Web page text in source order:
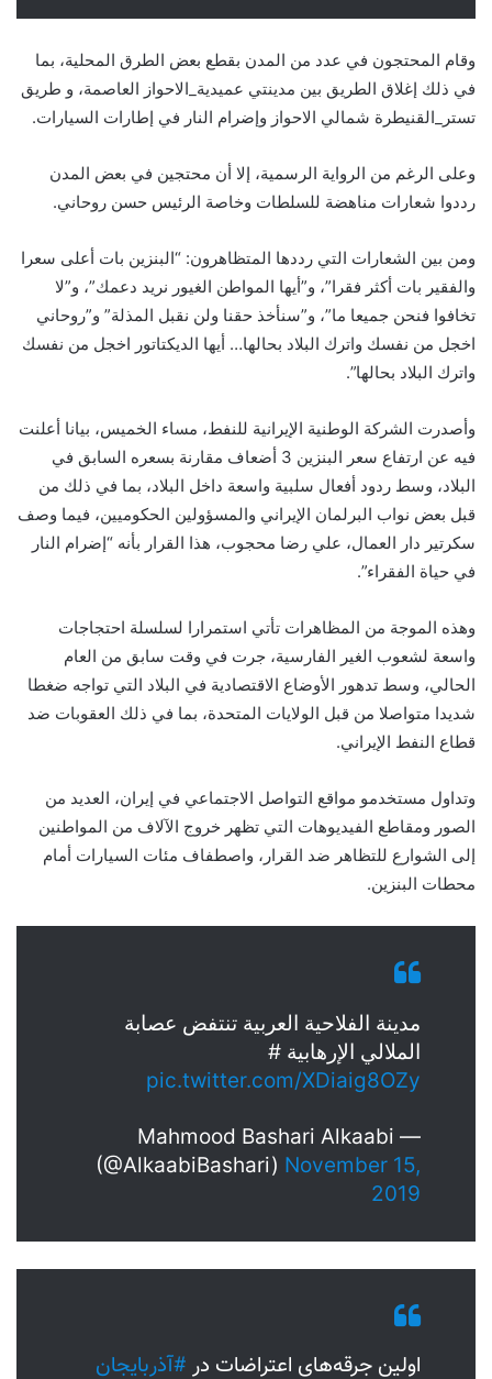
وقام المحتجون في عدد من المدن بقطع بعض الطرق المحلية، بما
في ذلك إغلاق الطريق بين مدينتي عميدية_الاحواز العاصمة، و طريق
تستر_القنيطرة شمالي الاحواز وإضرام النار في إطارات السيارات.
وعلى الرغم من الرواية الرسمية، إلا أن محتجين في بعض المدن
رددوا شعارات مناهضة للسلطات وخاصة الرئيس حسن روحاني.
ومن بين الشعارات التي رددها المتظاهرون: “البنزين بات أعلى سعرا
والفقير بات أكثر فقرا”، و”أيها المواطن الغيور نريد دعمك”، و”لا
تخافوا فنحن جميعا ما”، و”سنأخذ حقنا ولن نقبل المذلة” و”روحاني
اخجل من نفسك واترك البلاد بحالها… أيها الديكتاتور اخجل من نفسك
واترك البلاد بحالها”.
وأصدرت الشركة الوطنية الإيرانية للنفط، مساء الخميس، بيانا أعلنت
فيه عن ارتفاع سعر البنزين 3 أضعاف مقارنة بسعره السابق في
البلاد، وسط ردود أفعال سلبية واسعة داخل البلاد، بما في ذلك من
قبل بعض نواب البرلمان الإيراني والمسؤولين الحكوميين، فيما وصف
سكرتير دار العمال، علي رضا محجوب، هذا القرار بأنه “إضرام النار
في حياة الفقراء”.
وهذه الموجة من المظاهرات تأتي استمرارا لسلسلة احتجاجات
واسعة لشعوب الغير الفارسية، جرت في وقت سابق من العام
الحالي، وسط تدهور الأوضاع الاقتصادية في البلاد التي تواجه ضغطا
شديدا متواصلا من قبل الولايات المتحدة، بما في ذلك العقوبات ضد
قطاع النفط الإيراني.
وتداول مستخدمو مواقع التواصل الاجتماعي في إيران، العديد من
الصور ومقاطع الفيديوهات التي تظهر خروج الآلاف من المواطنين
إلى الشوارع للتظاهر ضد القرار، واصطفاف مئات السيارات أمام
محطات البنزين.
مدينة الفلاحية العربية تنتفض عصابة
الملالي الإرهابية #
pic.twitter.com/XDiaig8OZy
— Mahmood Bashari Alkaabi
(@AlkaabiBashari) November 15,
2019
اولین جرقه‌های اعتراضات در #آذربایجان